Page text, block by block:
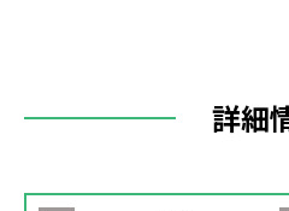
詳細